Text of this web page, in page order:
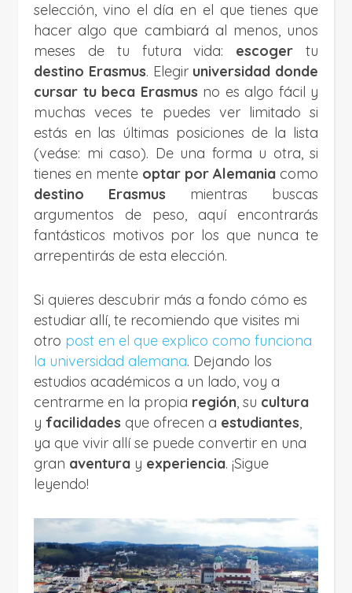
selección, vino el día en el que tienes que
hacer algo que cambiará al menos, unos
meses de tu futura vida: escoger tu
destino Erasmus. Elegir universidad donde
cursar tu beca Erasmus no es algo fácil y
muchas veces te puedes ver limitado si
estás en las últimas posiciones de la lista
(veáse: mi caso). De una forma u otra, si
tienes en mente optar por Alemania como
destino Erasmus mientras buscas
argumentos de peso, aquí encontrarás
fantásticos motivos por los que nunca te
arrepentirás de esta elección.
Si quieres descubrir más a fondo cómo es
estudiar allí, te recomiendo que visites mi
otro post en el que explico como funciona
la universidad alemana. Dejando los
estudios académicos a un lado, voy a
centrarme en la propia región, su cultura
y facilidades que ofrecen a estudiantes,
ya que vivir allí se puede convertir en una
gran aventura y experiencia. ¡Sigue
leyendo!